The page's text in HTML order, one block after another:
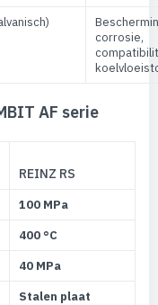
corrosie,
AF serie
REINZ RS
100 MPa
400 °C
40 MPa
Stalen plaat